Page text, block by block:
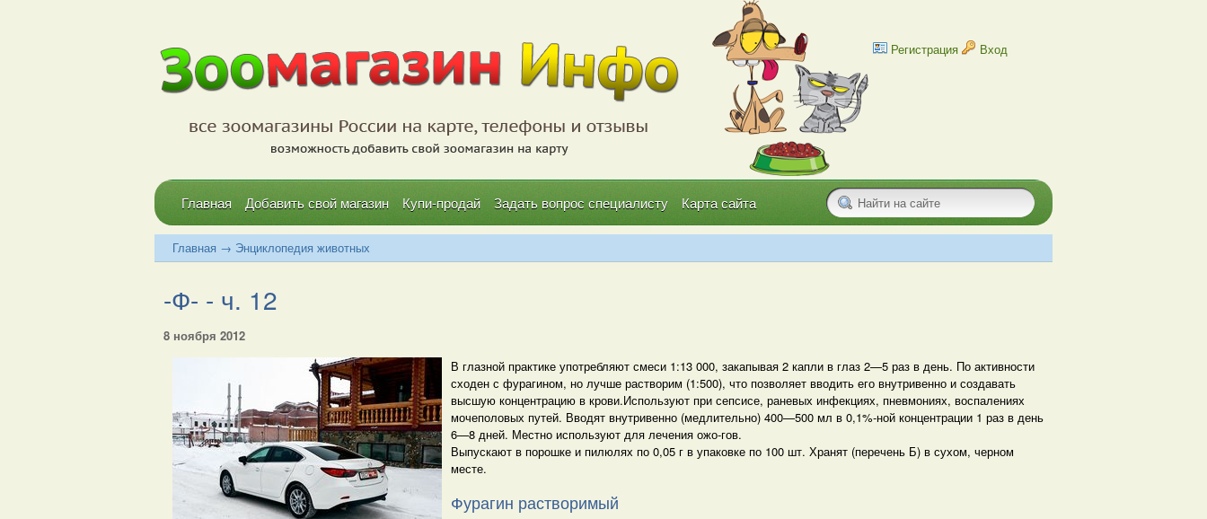
Регистрация Вход
Главная Добавить свой магазин Купи-продай Задать вопрос специалисту Карта сайта
Главная → Энциклопедия животных
-Ф- - ч. 12
8 ноября 2012
В глазной практике употребляют смеси 1:13 000, закапывая 2 капли в глаз 2—5 раз в день. По активности
сходен с фурагином, но лучше растворим (1:500), что позволяет вводить его внутривенно и создавать
высшую концентрацию в крови.Используют при сепсисе, раневых инфекциях, пневмониях, воспалениях
мочеполовых путей. Вводят внутривенно (медлительно) 400—500 мл в 0,1%-ной концентрации 1 раз в день
6—8 дней. Местно используют для лечения ожо-гов.
Выпускают в порошке и пилюлях по 0,05 г в упаковке по 100 шт. Хранят (перечень Б) в сухом, черном
месте.
Фурагин растворимый